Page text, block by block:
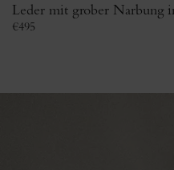
Leder mit grober Narbung
€495